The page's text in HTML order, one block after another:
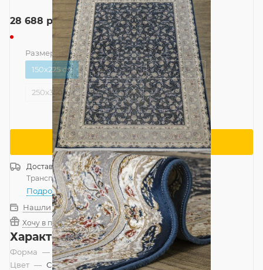
28 688 руб.
Размер —
150x225 см
150x225 см
200x300 см 200x400 см
250x350 см 250x400 см
Сообщить о поступлении
ДоставкаРоссия
Транспортной компанией—бесплатно
Подробнее
Нашли дешевле?
Хочу в подарок
Характеристики
Форма — Прямоугольник
Цвет — Синий